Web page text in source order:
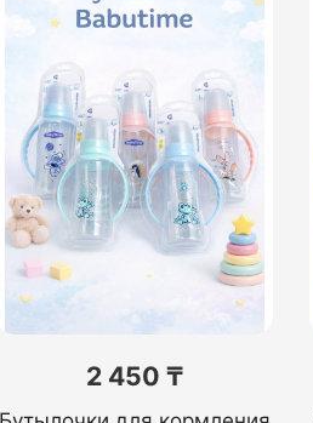
2 450 ₸